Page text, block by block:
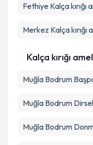
Fethiye Kalça kırığı
Merkez Kalça kırığı
Kalça kırığı
Muğla Bodrum
Muğla Bodrum Dirsek
Muğla Bodrum